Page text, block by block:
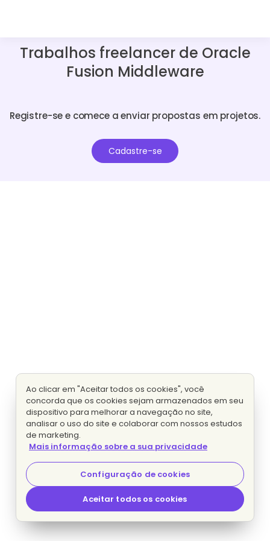
Trabalhos freelancer de Oracle
Fusion Middleware
Registre-se e comece a enviar propostas em projetos.
Cadastre-se
Ao clicar em "Aceitar todos os cookies", você
concorda que os cookies sejam armazenados em seu
dispositivo para melhorar a navegação no site,
analisar o uso do site e colaborar com nossos estudos
de marketing.
Mais informação sobre a sua privacidade
Configuração de cookies
Aceitar todos os cookies